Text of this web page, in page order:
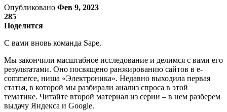
Опубликовано Фев 9, 2023
285
Поделится
С вами вновь команда Sape.
Мы закончили масштабное исследование и делимся с вами его
результатами. Оно посвящено ранжированию сайтов в e-
commerce, ниша «Электроника». Недавно выходила первая
статья, в которой мы разбирали анализ спроса в этой
тематике. Читайте второй материал из серии – в нем разберем
выдачу Яндекса и Google.